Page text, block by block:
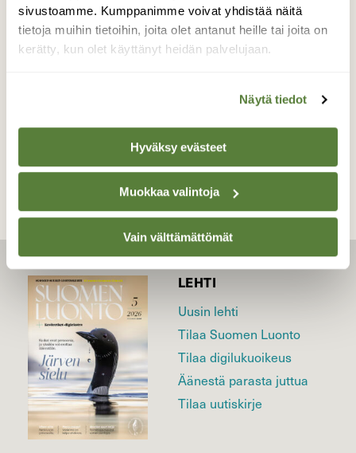
sivustoamme. Kumppanimme voivat yhdistää näitä
tietoja muihin tietoihin, joita olet antanut heille tai joita on
kerätty, kun olet käyttänyt heidän palvelujaan.
Näytä tiedot
Hyväksy evästeet
Muokkaa valintoja
Vain välttämättömät
Kanadanhanhi tuli moikkaamaan
valkoposkihanhia.
TAKAISIN LISTAAN
LEHTI
Uusin lehti
Tilaa Suomen Luonto
Tilaa digilukuoikeus
Äänestä parasta juttua
Tilaa uutiskirje